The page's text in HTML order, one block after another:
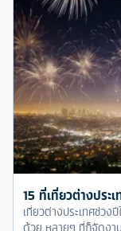
15 ที่เที่ยวต่างประ
เที่ยวต่างประเทศช่วง